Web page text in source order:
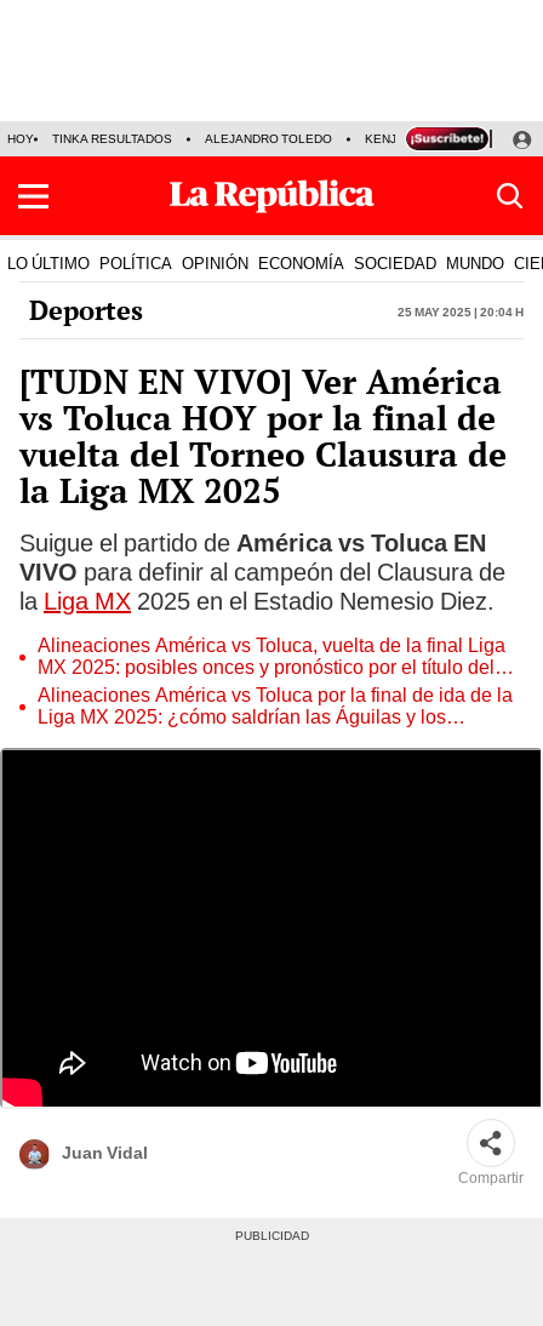
HOY TINKA RESULTADOS ALEJANDRO TOLEDO KENJI FUJIMORI
LO ÚLTIMO POLÍTICA OPINIÓN ECONOMÍA SOCIEDAD MUNDO
Deportes 25 May 2025 | 20:04 h
[TUDN EN VIVO] Ver América
vs Toluca HOY por la final de
vuelta del Torneo Clausura de
la Liga MX 2025
Suigue el partido de América vs Toluca EN
VIVO para definir al campeón del Clausura de
la Liga MX 2025 en el Estadio Nemesio Diez.
Alineaciones América vs Toluca, vuelta de la final Liga
MX 2025: posibles onces y pronóstico por el título del
Clausura
Alineaciones América vs Toluca por la final de ida de la
Liga MX 2025: ¿cómo saldrían las Águilas y los
Tras el empate 0-0, cualquier victoria definirá al campeón del Clausura 2025
en la Liga MX. | EFE
Juan Vidal
Compartir